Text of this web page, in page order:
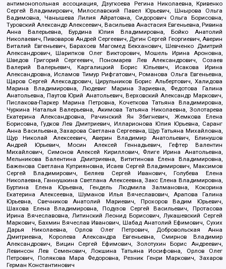
антимонопольная ассоциация, Дзугкоева Регина Николаевна, Кривенко
Сергей Владимирович, Милославский Павел Юрьевич, Шнырова Ольга
Вадимовна, Чанышева Лилия Айратовна, Сидорович Ольга Борисовна,
Туровский Александр Алексеевич, Васильева Анастасия Евгеньевна, Ривина
Анна Валерьевна, Бурдина Юлия Владимировна, Бойко Анатолий
Николаевич, Пивоваров Андрей Сергеевич, Дугин Сергей Георгиевич, Аверин
Виталий Евгеньевич, Барахоев Магомед Бекханович, Шевченко Дмитрий
Александрович, Шарипков Олег Викторович, Мошель Ирина Ароновна,
Шведов Григорий Сергеевич, Пономарев Лев Александрович, Созаев
Валерий Валерьевич, Каргалицкий Борис Юльевич, Исакова Ирина
Александровна, Исламов Тимур Рифгатович, Романова Ольга Евгеньевна,
Щаров Сергей Алексадрович, Цирульников Борис Альбертович, Халидова
Марина Владимировна, Людевиг Марина Зариевна, Федотова Галина
Анатольевна, Паутов Юрий Анатольевич, Верховский Александр Маркович,
Пислакова-Паркер Марина Петровна, Кочеткова Татьяна Владимировна,
Чуркина Наталья Валерьевна, Акимова Татьяна Николаевна, Золотарева
Екатерина Александровна, Рачинский Ян Збигневич, Жемкова Елена
Борисовна, Гудков Лев Дмитриевич, Илларионова Юлия Юрьевна, Саранг
Анна Васильевна, Захарова Светлана Сергеевна, Щур Татьяна Михайловна,
Щур Николай Алексеевич, Аверин Владимир Анатольевич, Блинушов
Андрей Юрьевич, Мосин Алексей Геннадьевич, Гефтер Валентин
Михайлович, Симонов Алексей Кириллович, Флиге Ирина Анатольевна,
Мельникова Валентина Дмитриевна, Вититинова Елена Владимировна,
Баженова Светлана Куприяновна, Исаев Сергей Владимирович, Максимов
Сергей Владимирович, Беляев Сергей Иванович, Голубева Елена
Николаевна, Ганнушкина Светлана Алексеевна, Закс Елена Владимировна,
Буртина Елена Юрьевна, Гендель Людмила Залмановна, Кокорина
Екатерина Алексеевна, Шуманов Илья Вячеславович, Арапова Галина
Юрьевна, Свечников Анатолий Мариевич, Прохоров Вадим Юрьевич,
Шахова Елена Владимировна, Подузов Сергей Васильевич, Протасова
Ирина Вячеславовна, Литинский Леонид Борисович, Лукашевский Сергей
Маркович, Бахмин Вячеслав Иванович, Шабад Анатолий Ефимович, Сухих
Дарья Николаевна, Орлов Олег Петрович, Добровольская Анна
Дмитриевна, Королева Александра Евгеньевна, Смирнов Владимир
Александрович, Вицин Сергей Ефимович, Золотухин Борис Андреевич,
Левинсон Лев Семенович, Локшина Татьяна Иосифовна, Орлов Олег
Петрович, Полякова Мара Федоровна, Резник Генри Маркович, Захаров
Герман Константинович